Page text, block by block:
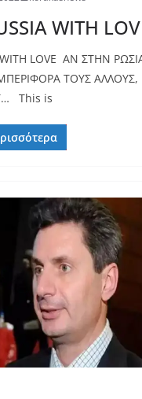
WITH
WITH LOVE ΑΝ ΣΤΗΝ
ΤΟΥΣ ΑΛΛΟΥΣ,
This is